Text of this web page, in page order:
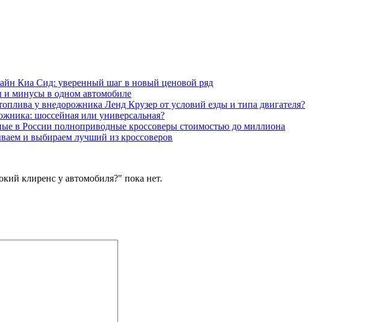
Киа Сид: уверенный шаг в новый ценовой ряд
минусы в одном автомобиле
у внедорожника Ленд Крузер от условий езды и типа двигателя?
шоссейная или универсальная?
в России полноприводные кроссоверы стоимостью до миллиона
и выбираем лучший из кроссоверов
клиренс у автомобиля?" пока нет.